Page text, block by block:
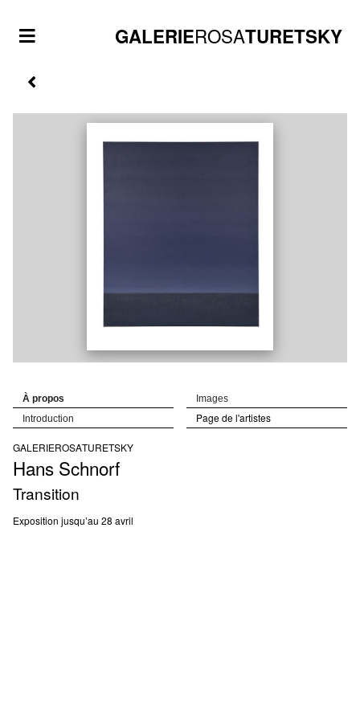
GALERIEROSATURETSKY
GALERIEROSATURETSKY
Hans Schnorf
Transition
Exposition jusqu’au 28 avril
À propos
Images
Introduction
Page de l'artistes